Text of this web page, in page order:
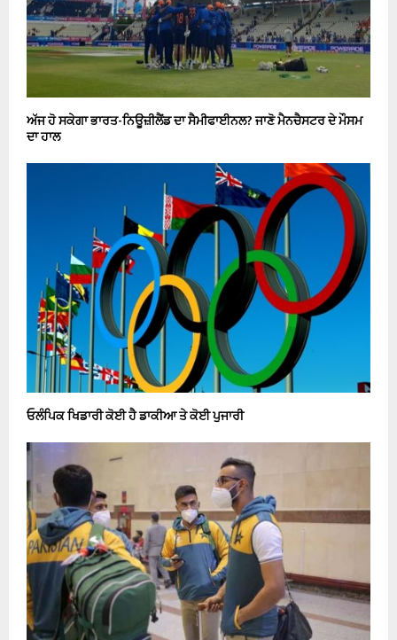
ਅੱਜ ਹੋ ਸਕੇਗਾ ਭਾਰਤ-ਨਿਊਜ਼ੀਲੈਂਡ ਦਾ ਸੈਮੀਫਾਈਨਲ? ਜਾਣੋ ਮੈਨਚੈਸਟਰ ਦੇ ਮੌਸਮ
ਦਾ ਹਾਲ
ਓਲੰਪਿਕ ਖਿਡਾਰੀ ਕੋਈ ਹੈ ਡਾਕੀਆ ਤੇ ਕੋਈ ਪੁਜਾਰੀ